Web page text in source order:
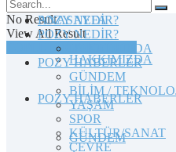
No Result
View All Result
TOPLULUĞA KATILIN
POZY NEDİR?
HAKKIMIZDA
POZY HABERLER
GÜNDEM
ANASAYFA
POZY NEDİR?
HAKKIMIZDA
POZY HABERLER
GÜNDEM
BİLİM /
YAŞAM
SPOR
KÜLTÜR/SANAT
ÇEVRE